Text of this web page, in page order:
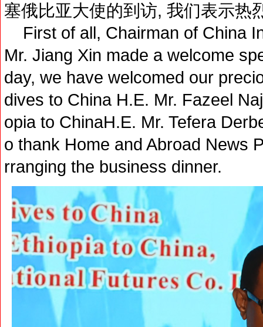
塞俄比亚大使的到访, 我们表示热
First of all, Chairman of China
Mr. Jiang Xin made a welcome
day, we have welcomed our
dives to China H.E. Mr. Fazeel
opia to ChinaH.E. Mr. Tefera
o thank Home and Abroad News
rranging the business dinner.